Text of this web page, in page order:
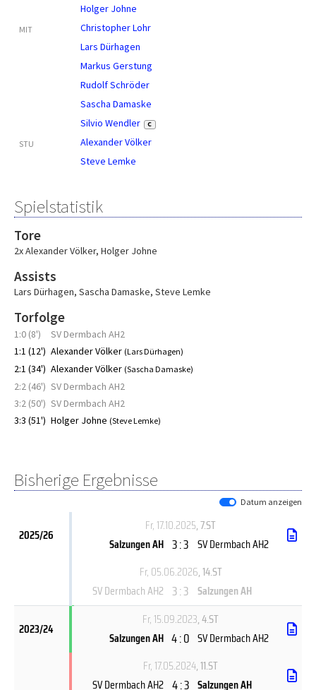
Holger Johne
MIT
Christopher Lohr
Lars Dürhagen
Markus Gerstung
Rudolf Schröder
Sascha Damaske
Silvio Wendler
C
STU
Alexander Völker
Steve Lemke
Spielstatistik
Tore
2x Alexander Völker, Holger Johne
Assists
Lars Dürhagen, Sascha Damaske, Steve Lemke
Torfolge
1:0 (8')
SV Dermbach AH2
1:1 (12') Alexander Völker (Lars Dürhagen)
2:1 (34') Alexander Völker (Sascha Damaske)
2:2 (46') SV Dermbach AH2
3:2 (50') SV Dermbach AH2
3:3 (51') Holger Johne (Steve Lemke)
Bisherige Ergebnisse
Datum anzeigen
2025/26
Fr, 17.10.2025, 7.ST
Salzungen AH 3 : 3 SV Dermbach AH2
Fr, 05.06.2026, 14.ST
SV Dermbach AH2 3 : 3 Salzungen AH
2023/24
Fr, 15.09.2023, 4.ST
Salzungen AH 4 : 0 SV Dermbach AH2
Fr, 17.05.2024, 11.ST
SV Dermbach AH2 4 : 3 Salzungen AH